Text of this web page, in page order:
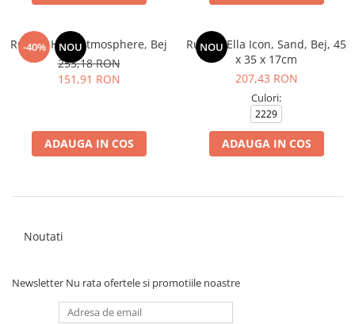
-40% NOU
Rucsac Heys Atmosphere, Bej
253,18 RON
151,91 RON
ADAUGA IN COS
NOU
Rucsac Ella Icon, Sand, Bej, 45
x 35 x 17cm
207,43 RON
Culori:
2229
ADAUGA IN COS
Noutati
Newsletter Nu rata ofertele si promotiile noastre